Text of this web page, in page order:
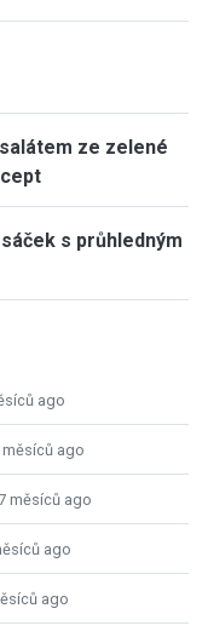
ze zelené
s průhledným
ago
měsíců ago
měsíců ago
ago
ago